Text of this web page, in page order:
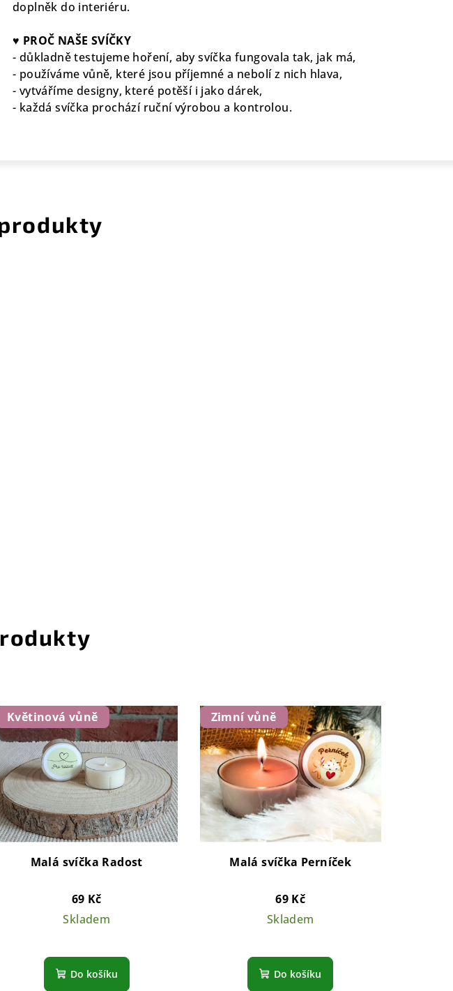
doplněk do interiéru.
♥ PROČ NAŠE SVÍČKY
- důkladně testujeme hoření, aby svíčka fungovala tak, jak má,
- používáme vůně, které jsou příjemné a nebolí z nich hlava,
- vytváříme designy, které potěší i jako dárek,
- každá svíčka prochází ruční výrobou a kontrolou.
Květinová vůně
Malá svíčka Radost
69 Kč
Skladem
Do košíku
Zimní vůně
Malá svíčka Perníček
69 Kč
Skladem
Do košíku